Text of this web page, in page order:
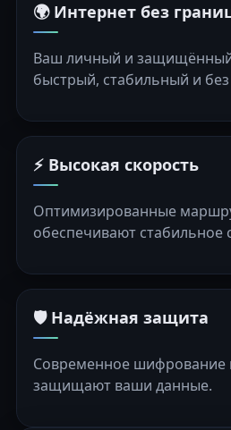
🌍 Интернет без
Ваш личный и
быстрый, стабильный и
⚡ Высокая скорость
Оптимизированные
обеспечивают стабильное
🛡️ Надёжная защита
Современное шифрование
защищают ваши данные.